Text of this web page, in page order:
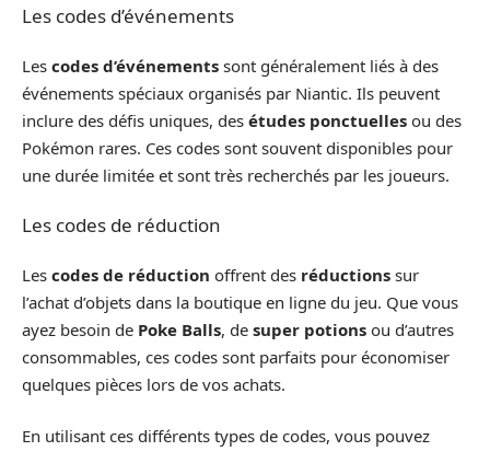
Les codes d’événements
Les codes d’événements sont généralement liés à des
événements spéciaux organisés par Niantic. Ils peuvent
inclure des défis uniques, des études ponctuelles ou des
Pokémon rares. Ces codes sont souvent disponibles pour
une durée limitée et sont très recherchés par les joueurs.
Les codes de réduction
Les codes de réduction offrent des réductions sur
l’achat d’objets dans la boutique en ligne du jeu. Que vous
ayez besoin de Poke Balls, de super potions ou d’autres
consommables, ces codes sont parfaits pour économiser
quelques pièces lors de vos achats.
En utilisant ces différents types de codes, vous pouvez